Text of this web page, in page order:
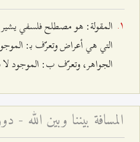
المقولة: هو مصطلح فلسفي يشير
التي هي أعراض وتعرّف بـ:
الجواهر، وتعرّف ب: الموجود